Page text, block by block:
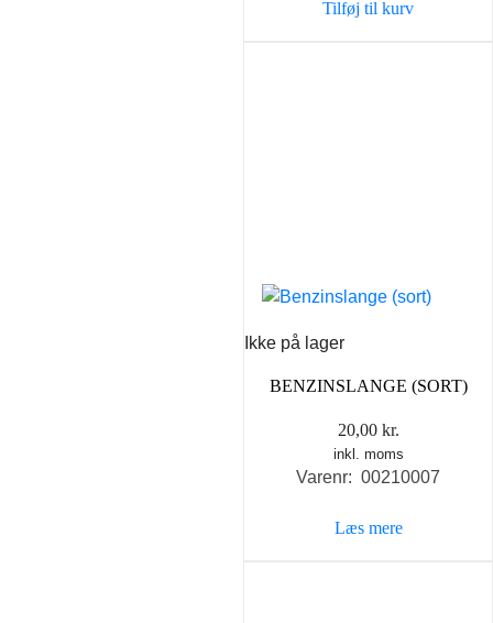
69,00 kr..
Tilføj til kurv
Ikke på lager
BENZINSLANGE (SORT)
20,00 kr.
inkl. moms
Varenr: 00210007
Læs mere